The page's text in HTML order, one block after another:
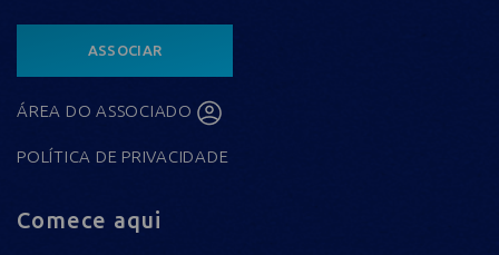
ASSOCIAR
ÁREA DO ASSOCIADO
POLÍTICA DE PRIVACIDADE
Comece aqui